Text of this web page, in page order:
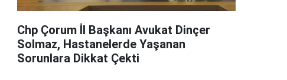
Chp Çorum İl Başkanı Avukat Dinçer
Solmaz, Hastanelerde Yaşanan
Sorunlara Dikkat Çekti